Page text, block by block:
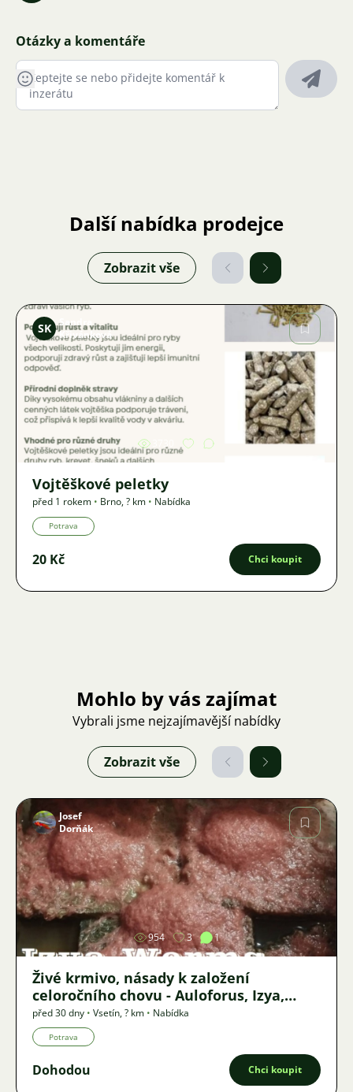
Otázky a komentáře
Další nabídka prodejce
Zobrazit vše
Obrázek
SK
Sandra
Křivánková
Vojtěškové peletky
před 1 rokem • Brno,? km • Nabídka
Potrava
20 Kč Chci koupit
Mohlo by vás zajímat
Vybrali jsme nejzajímavější nabídky
Zobrazit vše
Obrázek
Josef
Dorňák
954 3 1
Živé krmivo, násady k založení
celoročního chovu - Auloforus, Izya,
Grindal, Roupice, Moina,
před 30 dny • Vsetín,? km • Nabídka
Potrava
Dohodou Chci koupit